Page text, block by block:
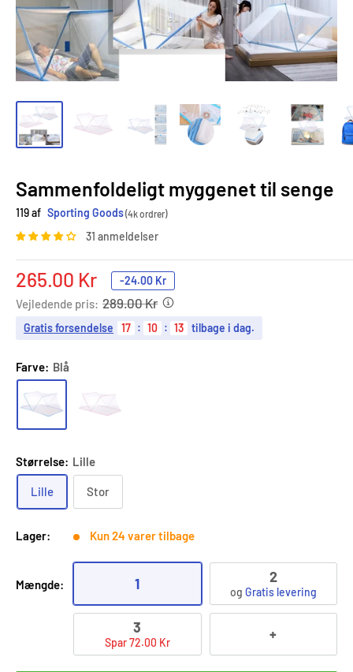
Sammenfoldeligt myggenet til senge
119 af Sporting Goods(4k ordrer)
31 anmeldelser
Tilbudspris
265.00 Kr -24.00 Kr
Vejledende pris: 289.00 Kr
Gratis forsendelse 17 : 10 : 12 tilbage i dag.
Farve: Blå
Størrelse: Lille
Lille Stor
Lager: Kun 24 varer tilbage
Mængde: 1 2
og Gratis levering
3
Spar 72.00 Kr +